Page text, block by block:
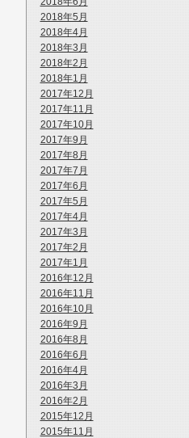
2018年5月
2018年4月
2018年3月
2018年2月
2018年1月
2017年12月
2017年11月
2017年10月
2017年9月
2017年8月
2017年7月
2017年6月
2017年5月
2017年4月
2017年3月
2017年2月
2017年1月
2016年12月
2016年11月
2016年10月
2016年9月
2016年8月
2016年6月
2016年4月
2016年3月
2016年2月
2015年12月
2015年11月